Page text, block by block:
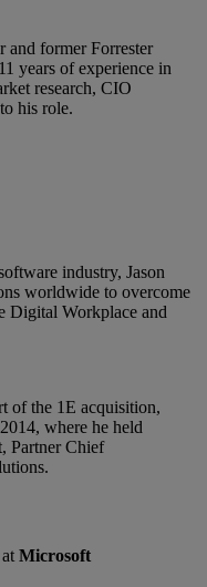
and former Forrester
years of experience in
research, CIO
his role.
industry, Jason
worldwide to overcome
Digital Workplace and
of the 1E acquisition,
where he held
Partner Chief
at Microsoft